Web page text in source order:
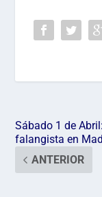
Sábado 1 de
falangista en
ANTERIOR